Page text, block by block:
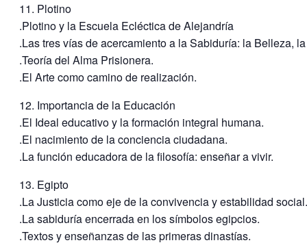
11. Plotino
.Plotino y la Escuela Ecléctica de Alejandría
.Las tres vías de acercamiento a la Sabiduría: la Belleza,
.Teoría del Alma Prisionera.
.El Arte como camino de realización.
12. Importancia de la Educación
.El Ideal educativo y la formación integral humana.
.El nacimiento de la conciencia ciudadana.
.La función educadora de la filosofía: enseñar a vivir.
13. Egipto
.La Justicia como eje de la convivencia y estabilidad social.
.La sabiduría encerrada en los símbolos egipcios.
.Textos y enseñanzas de las primeras dinastías.